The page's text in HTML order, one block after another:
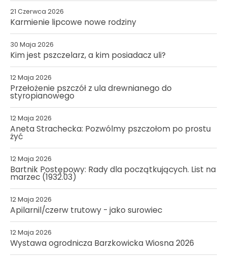
21 Czerwca 2026
Karmienie lipcowe nowe rodziny
30 Maja 2026
Kim jest pszczelarz, a kim posiadacz uli?
12 Maja 2026
Przełożenie pszczół z ula drewnianego do
styropianowego
12 Maja 2026
Aneta Strachecka: Pozwólmy pszczołom po prostu
żyć
12 Maja 2026
Bartnik Postępowy: Rady dla początkujących. List na
marzec (1932.03)
12 Maja 2026
Apilarnil/czerw trutowy - jako surowiec
12 Maja 2026
Wystawa ogrodnicza Barzkowicka Wiosna 2026